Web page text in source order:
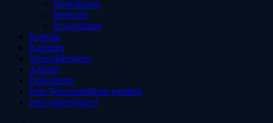
Neuigkeiten
Bereiche
Kooperation
Kontakt
Kalender
Veranstaltungen
Anfahrt
Dokumente
Jetzt Vereinsmitglied werden!
Jetzt unterstützen!